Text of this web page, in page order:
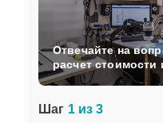
Шаг 1 из 3
Отвечайте на
расчет стоимости